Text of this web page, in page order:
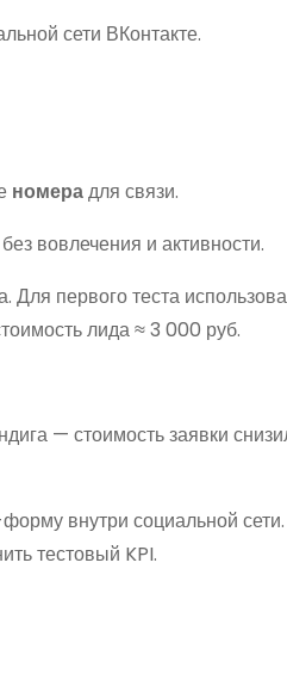
сети ВКонтакте.
номерадля связи.
вовлечения и активности.
первого теста
лида ≈ 3 000 руб.
— стоимость заявки
внутри социальной сети.
тестовый KPI.